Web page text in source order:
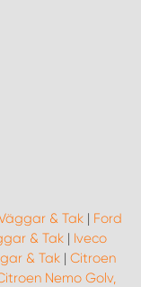
& Tak | Ford
& Tak| Iveco
& Tak | Citroen
Nemo Golv,